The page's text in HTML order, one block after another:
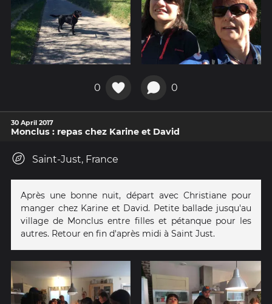
0 0
30 April 2017
Monclus : repas chez Karine et David
Saint-Just, France
Après une bonne nuit, départ avec Christiane pour
manger chez Karine et David. Petite ballade jusqu'au
village de Monclus entre filles et pétanque pour les
autres. Retour en fin d'après midi à Saint Just.